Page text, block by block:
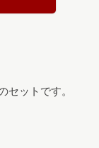
セットです。